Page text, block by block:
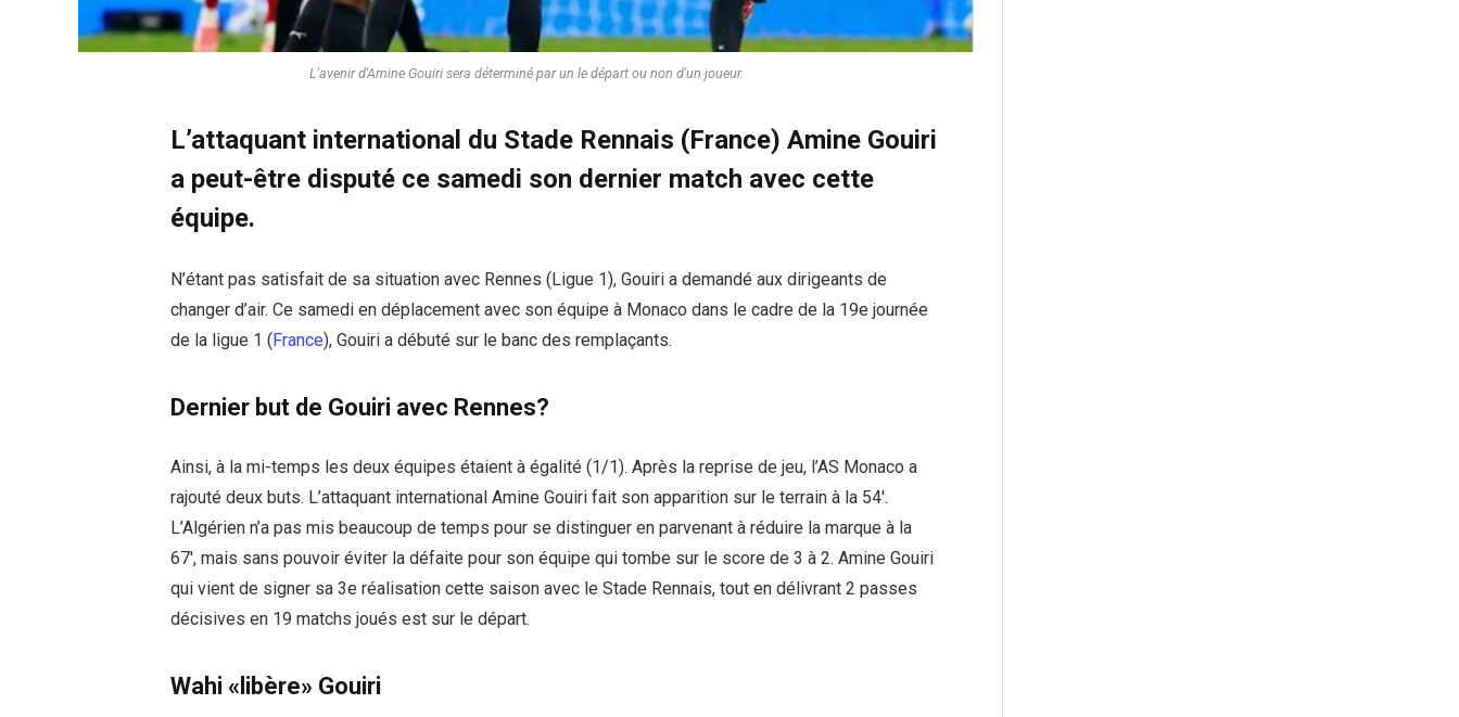
L'avenir d'Amine Gouiri sera déterminé par un le départ ou non d'un joueur.
L’attaquant international du Stade Rennais (France) Amine Gouiri
a peut-être disputé ce samedi son dernier match avec cette
équipe.
N’étant pas satisfait de sa situation avec Rennes (Ligue 1), Gouiri a demandé aux dirigeants de
changer d’air. Ce samedi en déplacement avec son équipe à Monaco dans le cadre de la 19e journée
de la ligue 1 (France), Gouiri a débuté sur le banc des remplaçants.
Dernier but de Gouiri avec Rennes?
Ainsi, à la mi-temps les deux équipes étaient à égalité (1/1). Après la reprise de jeu, l’AS Monaco a
rajouté deux buts. L’attaquant international Amine Gouiri fait son apparition sur le terrain à la 54′.
L’Algérien n’a pas mis beaucoup de temps pour se distinguer en parvenant à réduire la marque à la
67′, mais sans pouvoir éviter la défaite pour son équipe qui tombe sur le score de 3 à 2. Amine Gouiri
qui vient de signer sa 3e réalisation cette saison avec le Stade Rennais, tout en délivrant 2 passes
décisives en 19 matchs joués est sur le départ.
Wahi «libère» Gouiri